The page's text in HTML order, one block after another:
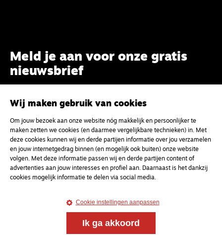
Meld je aan voor onze gratis
nieuwsbrief
uw e-mailadres
Wij maken gebruik van cookies
Om jouw bezoek aan onze website nóg makkelijk en persoonlijker te
maken zetten we cookies (en daarmee vergelijkbare technieken) in. Met
deze cookies kunnen wij en derde partijen informatie over jou verzamelen
en jouw internetgedrag binnen (en mogelijk ook buiten) onze website
volgen. Met deze informatie passen wij en derde partijen content of
advertenties aan jouw interesses en profiel aan. Daarnaast is het dankzij
cookies mogelijk informatie te delen via social media.
Cookie instellingen aanpassen
Ik ga akkoord